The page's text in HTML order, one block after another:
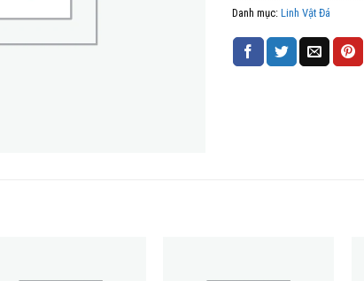
Danh mục: Linh Vật Đá